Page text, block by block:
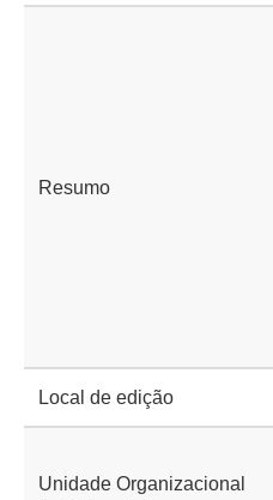
Resumo
Local de edição
Unidade Organizacional